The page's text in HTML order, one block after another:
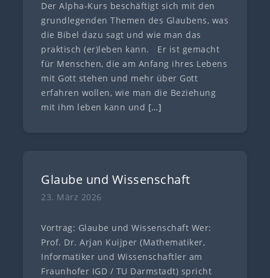
Der Alpha-Kurs beschäftigt sich mit den
grundlegenden Themen des Glaubens, was
die Bibel dazu sagt und wie man das
praktisch (er)leben kann. Er ist gemacht
für Menschen, die am Anfang ihres Lebens
mit Gott stehen und mehr über Gott
erfahren wollen, wie man die Beziehung
mit ihm leben kann und […]
Glaube und Wissenschaft
23. März 2026
Vortrag: Glaube und Wissenschaft Wer:
Prof. Dr. Arjan Kuijper (Mathematiker,
Informatiker und Wissenschaftler am
Fraunhofer IGD / TU Darmstadt) spricht